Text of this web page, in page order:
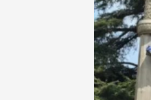
大学主任秘书、中文系校友
正，于115年6月2日(二)率政
学校友服务相关同仁莅临本 ...